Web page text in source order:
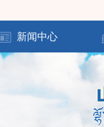
新闻中心